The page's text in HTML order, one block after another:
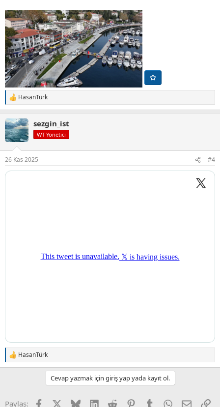
T
e
k
i
l
:
HasanTürk
sezgin_ist
WT Yönetici
26 Kas 2025 #4
T
e
e
HasanTürk
Cevap yazmak için giriş yap yada kayıt ol.
Paylaş: FacebookX (Twitter)
BlueskyLinkedInReddit PinterestTumblr WhatsApp
E-posta